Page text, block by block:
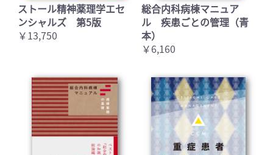
ストール精神薬理学エセ
ンシャルズ 第5版
￥13,750
総合内科病棟マニュア
ル 疾患ごとの管理（青
本）
￥6,160